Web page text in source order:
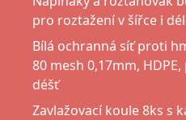
pro roztažení v šířce i
Bílá ochranná síť proti
80 mesh 0,17mm,
déšť
Zavlažovací koule 8ks s